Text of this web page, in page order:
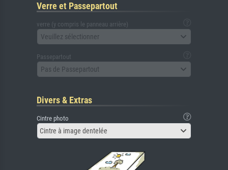
Verre et Passepartout
verre (y compris le panneau arrière)
Veuillez sélectionner
Passepartout
Pas de Passepartout
Divers & Extras
Cintre photo
Cintre à image dentelée